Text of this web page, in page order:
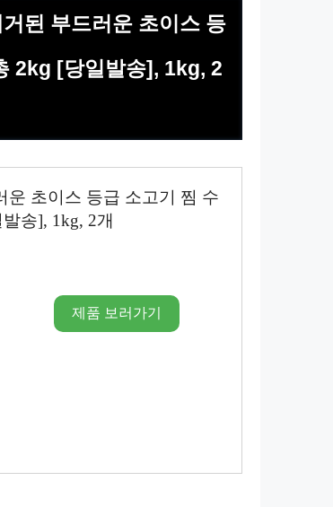
된 부드러운 초이스 등
2kg [당일발송], 1kg, 2
초이스 등급 소고기 찜 수
송], 1kg, 2개
제품 보러가기